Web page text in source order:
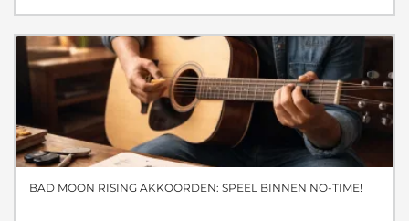
BAD MOON RISING AKKOORDEN: SPEEL BINNEN NO-TIME!